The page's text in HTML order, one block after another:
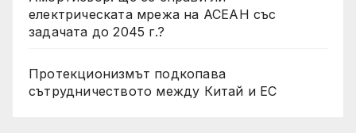
електрическата мрежа на АСЕАН със
задачата до 2045 г.?
Протекционизмът подкопава
сътрудничеството между Китай и ЕС